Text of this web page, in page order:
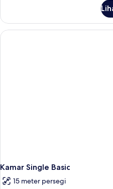
Kamar
Eksekutif,
pemandangan
Kamar Single Basic
15 meter persegi